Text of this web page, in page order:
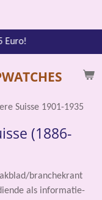
Euro!
Suisse 1901-1935
(1886-
branchekrant
als informatie-